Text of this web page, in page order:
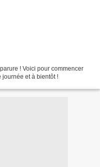
! Voici pour commencer
journée et à bientôt !